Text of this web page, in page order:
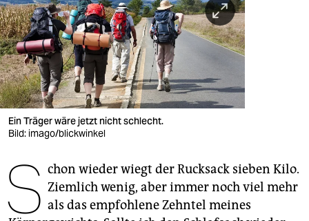
wahrheit
verlag
verlag
veranstaltungen
shop
fragen & hilfe
unterstützen
abo
Ein Träger wäre jetzt nicht schlecht.
Bild: imago/blickwinkel
S chon wieder wiegt der Rucksack sieben Kilo.
Ziemlich wenig, aber immer noch viel mehr
als das empfohlene Zehntel meines